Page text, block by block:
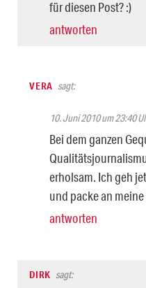
für diesen Post? :)
antworten
VERA sagt:
10. Juni 2010 um 23:40
Bei dem ganzen
erholsam. Ich geh
und packe an
antworten
DIRK sagt: